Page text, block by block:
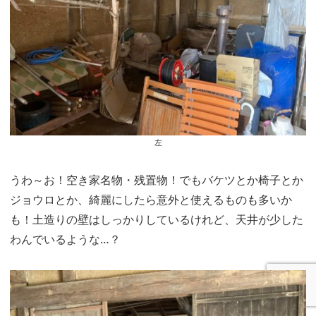
左
うわ～お！空き家名物・残置物！でもバケツとか椅子とか
ジョウロとか、綺麗にしたら意外と使えるものも多いか
も！土造りの壁はしっかりしているけれど、天井が少した
わんでいるような…？